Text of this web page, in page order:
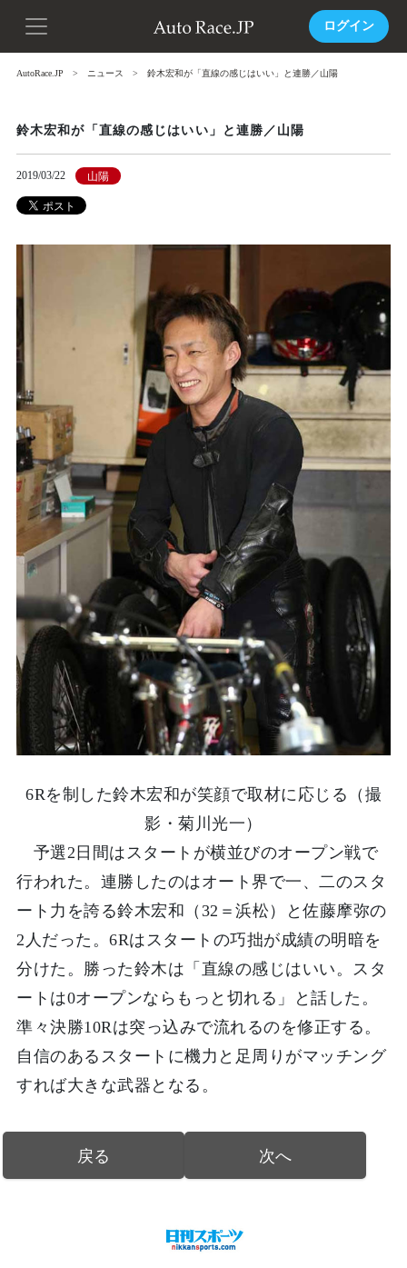
ログイン
AutoRace.JP ニュース 鈴木宏和が「直線の感じはいい」と連勝／山陽
鈴木宏和が「直線の感じはいい」と連勝／山陽
2019/03/22 山陽
6Rを制した鈴木宏和が笑顔で取材に応じる（撮
影・菊川光一）
予選2日間はスタートが横並びのオープン戦で
行われた。連勝したのはオート界で一、二のスタ
ート力を誇る鈴木宏和（32＝浜松）と佐藤摩弥の
2人だった。6Rはスタートの巧拙が成績の明暗を
分けた。勝った鈴木は「直線の感じはいい。スタ
ートは0オープンならもっと切れる」と話した。
準々決勝10Rは突っ込みで流れるのを修正する。
自信のあるスタートに機力と足周りがマッチング
すれば大きな武器となる。
戻る 次へ